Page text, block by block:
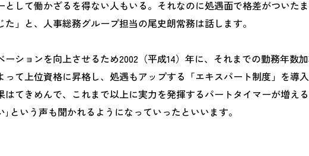
として働かざるを得ない人もいる。それなのに処遇面で格差がついた
」と、人事総務グループ担当の尾史朗常務は話します。
ーションを向上させるため2002（平成14）年に、それまでの勤務年数
て上位資格に昇格し、処遇もアップする「エキスパート制度」を導
はてきめんで、これまで以上に実力を発揮するパートタイマーが増え
という声も聞かれるようになっていったといいます。